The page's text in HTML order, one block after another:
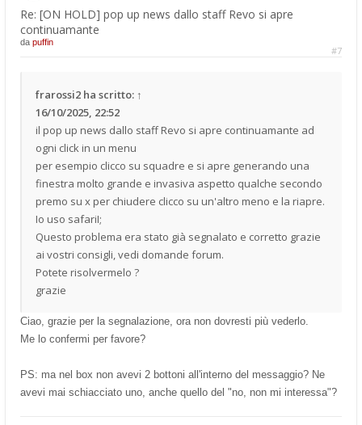
Re: [ON HOLD] pop up news dallo staff Revo si apre
continuamante
#7
da puffin
frarossi2 ha scritto: ↑
16/10/2025, 22:52
il pop up news dallo staff Revo si apre continuamante ad
ogni click in un menu
per esempio clicco su squadre e si apre generando una
finestra molto grande e invasiva aspetto qualche secondo
premo su x per chiudere clicco su un'altro meno e la riapre.
Io uso safariI;
Questo problema era stato già segnalato e corretto grazie
ai vostri consigli, vedi domande forum.
Potete risolvermelo ?
grazie
Ciao, grazie per la segnalazione, ora non dovresti più vederlo.
Me lo confermi per favore?
PS: ma nel box non avevi 2 bottoni all'interno del messaggio? Ne
avevi mai schiacciato uno, anche quello del "no, non mi interessa"?